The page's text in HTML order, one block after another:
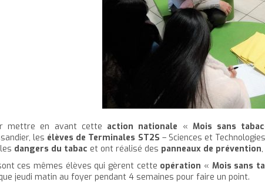
mettre en avant cette action nationale « Mois sans tabac
les élèves de Terminales ST2S – Sciences et
dangers du tabac et ont réalisé des panneaux de prévention
ces mêmes élèves qui gèrent cette opération « Mois sans
jeudi matin au foyer pendant 4 semaines pour faire un point.